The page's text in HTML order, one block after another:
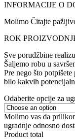
INFORMACIJE O
Molimo Čitajte
ROK
Sve porudžbine
Šaljemo robu u
Pre nego što
bilo kakvih
Odaberite opcije za
Molimo vas da
ugradnje odnosno
Product total